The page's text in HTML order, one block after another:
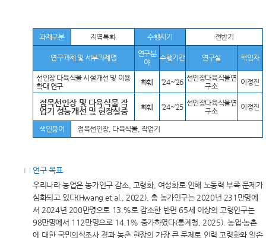
과제구분 지역특화 수행시기 전반기
연구과제 및 세부과제명
연구분
야
수행기간 연구실 책임자
선인장 다육식물 시설개선 및 이용
확대 연구
화훼 ’24~’26 선인장다육식물연
구소
이정진
접목선인장 및 다육식물 작
업기 성능개선 및 현장실증
화훼 ’24~’25 선인장다육식물연
구소
이정진
색인용어 접목선인장, 다육식물, 작업기
□ 연구 목표
우리나라 농업은 농가인구 감소, 고령화, 여성화로 인해 노동력 부족 문제가
심화되고 있다(Hwang et al., 2022). 총 농가인구는 2020년 231만명에
서 2024년 200만명으로 13.%로 감소한 반면 65세 이상의 고령인구는
98만명에서 112만명으로 14.1% 증가하였다(통계청, 2025). 농업‧농촌
에 대한 국민의식조사 결과 농촌 현장의 가장 큰 문제로 인력 고령화와 일손